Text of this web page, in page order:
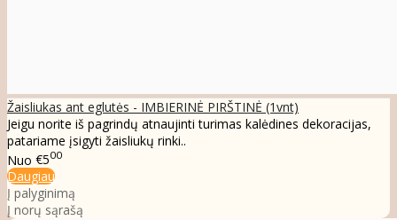
Žaisliukas ant eglutės - IMBIERINĖ PIRŠTINĖ (1vnt)
Jeigu norite iš pagrindų atnaujinti turimas kalėdines dekoracijas,
patariame įsigyti žaisliukų rinki..
Nuo €500
Daugiau
Į palyginimą
Į norų sąrašą